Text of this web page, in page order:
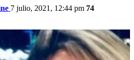
7 julio, 2021, 12:44 pm 74